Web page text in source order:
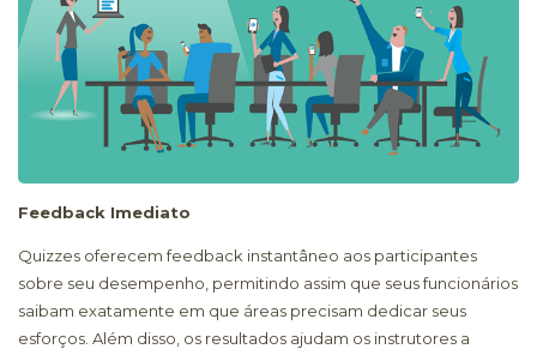
Feedback Imediato
Quizzes oferecem feedback instantâneo aos participantes
sobre seu desempenho, permitindo assim que seus funcionários
saibam exatamente em que áreas precisam dedicar seus
esforços. Além disso, os resultados ajudam os instrutores a